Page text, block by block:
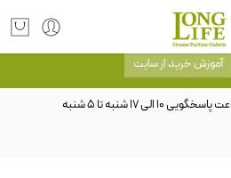
را با شیشه و بسته بندی خود شرکت لانگ لایف
می توانید شیشه و بسته بندی را ملاحظه
آموزش خرید از سایت